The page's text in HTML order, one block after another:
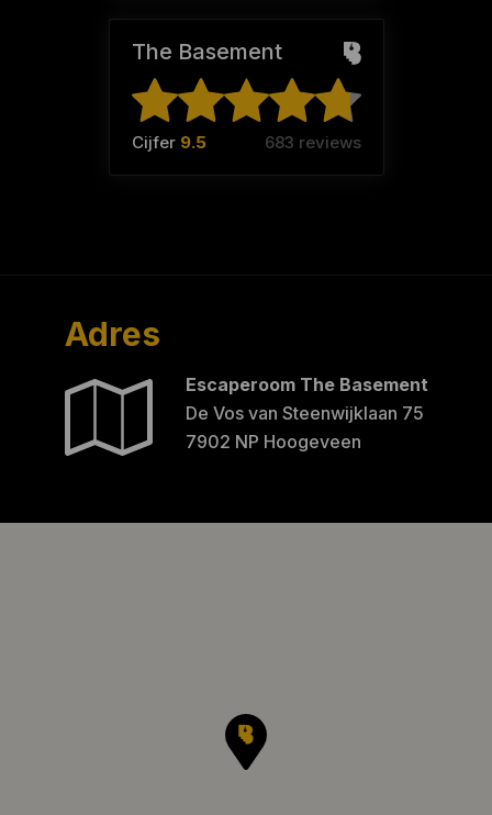
The Basement
Cijfer 9.5 683 reviews
Adres
Escaperoom The Basement
De Vos van Steenwijklaan 75
7902 NP Hoogeveen